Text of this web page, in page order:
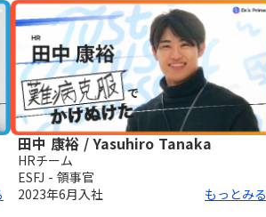
田中 康裕 / Yasuhiro Tanaka
HRチーム
ESFJ - 領事官
2023年6月入社 もっとみる